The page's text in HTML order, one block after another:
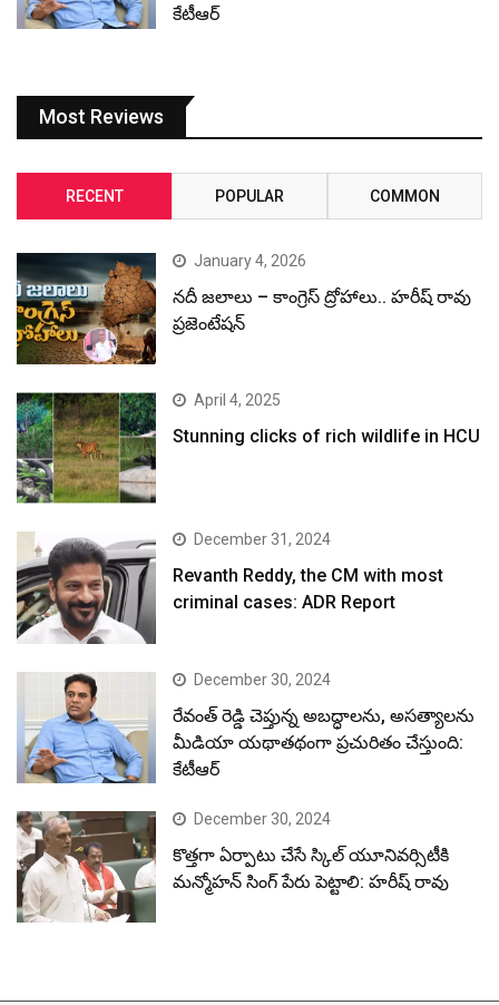
కేటీఆర్
Most Reviews
RECENT POPULAR COMMON
January 4, 2026
నదీ జలాలు – కాంగ్రెస్ ద్రోహాలు.. హరీష్ రావు
ప్రజెంటేషన్
April 4, 2025
Stunning clicks of rich wildlife in HCU
December 31, 2024
Revanth Reddy, the CM with most
criminal cases: ADR Report
December 30, 2024
రేవంత్ రెడ్డి చెప్తున్న అబద్ధాలను, అసత్యాలను
మీడియా యథాతథంగా ప్రచురితం చేస్తుంది:
కేటీఆర్
December 30, 2024
కొత్తగా ఏర్పాటు చేసే స్కిల్ యూనివర్సిటీకి
మన్మోహన్ సింగ్ పేరు పెట్టాలి: హరీష్ రావు